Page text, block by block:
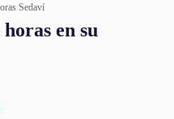
Sedaví
en su